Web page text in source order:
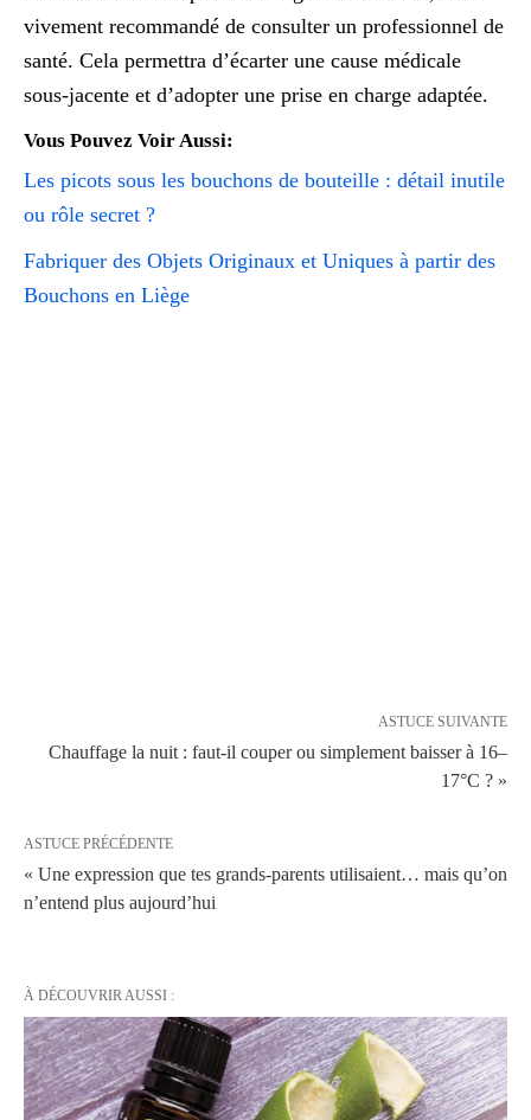
vivement recommandé de consulter un professionnel de
santé. Cela permettra d’écarter une cause médicale
sous-jacente et d’adopter une prise en charge adaptée.
Vous Pouvez Voir Aussi:
Les picots sous les bouchons de bouteille : détail inutile
ou rôle secret ?
Fabriquer des Objets Originaux et Uniques à partir des
Bouchons en Liège
ASTUCE SUIVANTE
Chauffage la nuit : faut-il couper ou simplement baisser à 16–
17°C ? »
ASTUCE PRÉCÉDENTE
« Une expression que tes grands-parents utilisaient… mais qu’on
n’entend plus aujourd’hui
À DÉCOUVRIR AUSSI :